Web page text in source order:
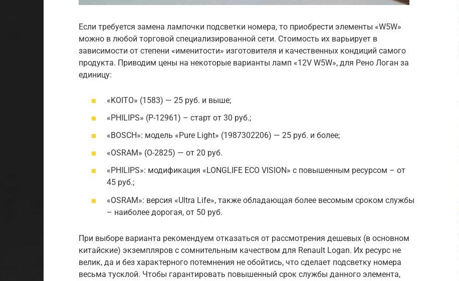
Если требуется замена лампочки подсветки номера, то приобрести элементы «W5W»
можно в любой торговой специализированной сети. Стоимость их варьирует в
зависимости от степени «именитости» изготовителя и качественных кондиций самого
продукта. Приводим цены на некоторые варианты ламп «12V W5W», для Рено Логан за
единицу:
«KOITO» (1583) — 25 руб. и выше;
«PHILIPS» (P-12961) – старт от 30 руб.;
«BOSCH»: модель «Pure Light» (1987302206) — 25 руб. и более;
«OSRAM» (O-2825) — от 20 руб.
«PHILIPS»: модификация «LONGLIFE ECO VISION» с повышенным ресурсом – от
45 руб.;
«OSRAM»: версия «Ultra Life», также обладающая более весомым сроком службы
– наиболее дорогая, от 50 руб.
При выборе варианта рекомендуем отказаться от рассмотрения дешевых (в основном
китайские) экземпляров с сомнительным качеством для Renault Logan. Их ресурс не
велик, да и без характерного потемнения не обойтись, что сделает подсветку номера
весьма тусклой. Чтобы гарантировать повышенный срок службы данного элемента,